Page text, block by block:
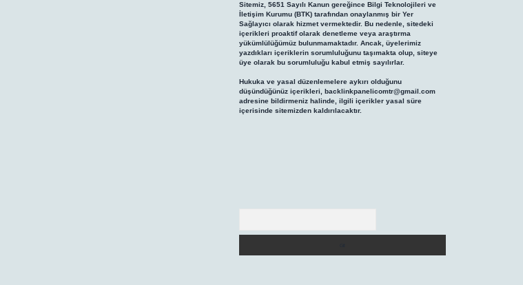
Sitemiz, 5651 Sayılı Kanun gereğince Bilgi Teknolojileri ve
İletişim Kurumu (BTK) tarafından onaylanmış bir Yer
Sağlayıcı olarak hizmet vermektedir. Bu nedenle, sitedeki
içerikleri proaktif olarak denetleme veya araştırma
yükümlülüğümüz bulunmamaktadır. Ancak, üyelerimiz
yazdıkları içeriklerin sorumluluğunu taşımakta olup, siteye
üye olarak bu sorumluluğu kabul etmiş sayılırlar.
Hukuka ve yasal düzenlemelere aykırı olduğunu
düşündüğünüz içerikleri, backlinkpanelicomtr@gmail.com
adresine bildirmeniz halinde, ilgili içerikler yasal süre
içerisinde sitemizden kaldırılacaktır.